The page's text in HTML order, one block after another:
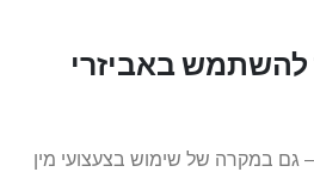
להשתמש באביזרי
גם במקרה של שימוש בצעצועי מין